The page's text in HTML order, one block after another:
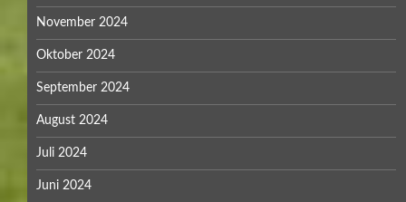
November 2024
Oktober 2024
September 2024
August 2024
Juli 2024
Juni 2024